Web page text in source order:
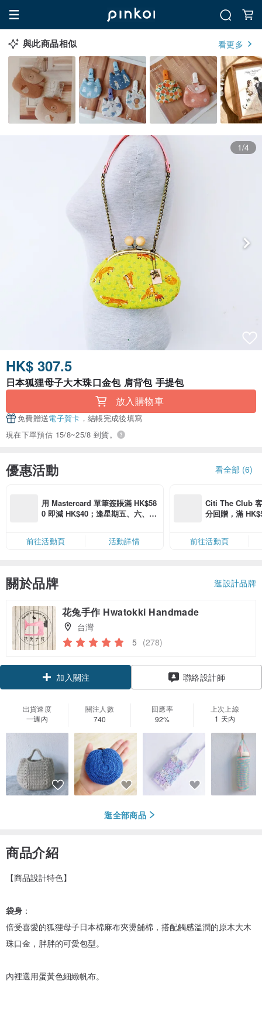
與此商品相似 看更多
1/4
HK$ 307.5
日本狐狸母子大木珠口金包 肩背包 手提包
放入購物車
免費贈送電子賀卡 ，結帳完成後填寫
現在下單預估 15/8~25/8 到貨。
優惠活動 看全部 (6)
用 Mastercard 單筆簽賬滿 HK$58
0 即減 HK$40；逢星期五、六、日
卡」結帳）
前往活動頁 活動詳情
Citi The Club
分回贈，滿
前往活動頁
關於品牌 逛設計品牌
花兔手作 Hwatokki Handmade
台灣
5 (278)
加入關注 聯絡設計師
出貨速度
一週內
關注人數
740
回應率
92%
上次上線
1 天內
逛全部商品
商品介紹
【商品設計特色】
袋身 ：
倍受喜愛的狐狸母子日本棉麻布夾燙舖棉，搭配觸感溫潤的原木大木
珠口金，胖胖的可愛包型。
內裡選用蛋黃色細緻帆布。